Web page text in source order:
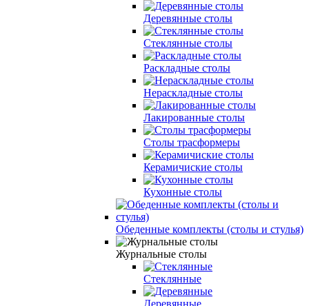
Деревянные столы
Стеклянные столы
Раскладные столы
Нераскладные столы
Лакированные столы
Столы трасформеры
Керамичиские столы
Кухонные столы
Обеденные комплекты (столы и стулья)
Журнальные столы
Стеклянные
Деревянные